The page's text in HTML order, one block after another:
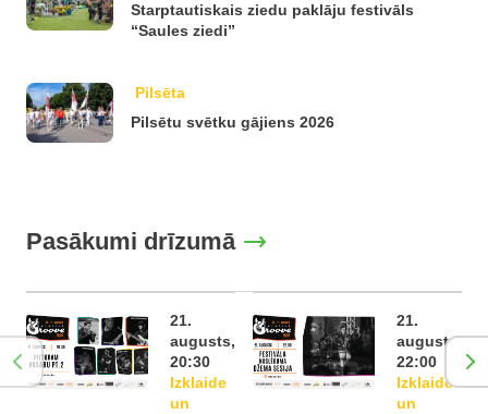
Starptautiskais ziedu paklāju festivāls
“Saules ziedi”
Pilsēta
Pilsētu svētku gājiens 2026
Pasākumi drīzumā
21.
augusts,
20:30
Izklaide
un
21.
augusts,
22:00
Izklaide
un